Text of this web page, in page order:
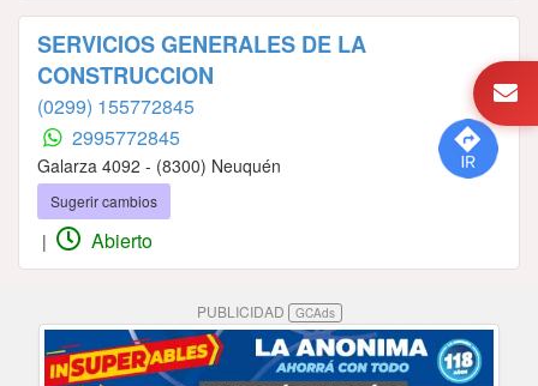
SERVICIOS GENERALES DE LA
CONSTRUCCION
(0299) 155772845
2995772845
Galarza 4092 - (8300) Neuquén
Sugerir cambios
| Abierto
PUBLICIDAD GCAds